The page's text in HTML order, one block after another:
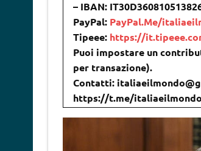
– IBAN:
PayPal: PayPal.Me/
Tipeee: https://
Puoi impostare un
per transazione).
Contatti:
https://t.me/